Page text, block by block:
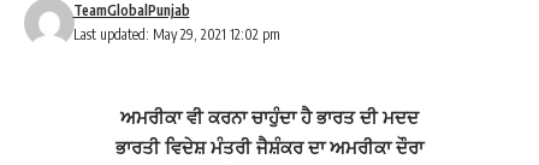
Last updated: May 29, 2021 12:02 pm
TeamGlobalPunjab
ਅਮਰੀਕਾ ਵੀ ਕਰਨਾ ਚਾਹੁੰਦਾ ਹੈ ਭਾਰਤ ਦੀ ਮਦਦ
ਭਾਰਤੀ ਵਿਦੇਸ਼ ਮੰਤਰੀ ਜੈਸ਼ੰਕਰ ਦਾ ਅਮਰੀਕਾ ਦੌਰਾ